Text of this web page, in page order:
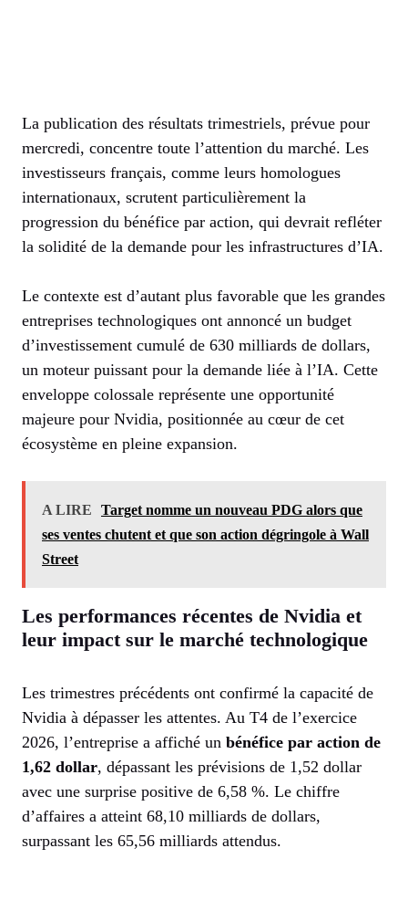
La publication des résultats trimestriels, prévue pour
mercredi, concentre toute l’attention du marché. Les
investisseurs français, comme leurs homologues
internationaux, scrutent particulièrement la
progression du bénéfice par action, qui devrait refléter
la solidité de la demande pour les infrastructures d’IA.
Le contexte est d’autant plus favorable que les grandes
entreprises technologiques ont annoncé un budget
d’investissement cumulé de 630 milliards de dollars,
un moteur puissant pour la demande liée à l’IA. Cette
enveloppe colossale représente une opportunité
majeure pour Nvidia, positionnée au cœur de cet
écosystème en pleine expansion.
A LIRE
Target nomme un nouveau PDG alors que
ses ventes chutent et que son action dégringole à Wall
Street
Les performances récentes de Nvidia et
leur impact sur le marché technologique
Les trimestres précédents ont confirmé la capacité de
Nvidia à dépasser les attentes. Au T4 de l’exercice
2026, l’entreprise a affiché un bénéfice par action de
1,62 dollar, dépassant les prévisions de 1,52 dollar
avec une surprise positive de 6,58 %. Le chiffre
d’affaires a atteint 68,10 milliards de dollars,
surpassant les 65,56 milliards attendus.